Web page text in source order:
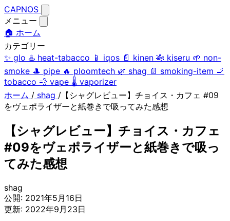
CAPNOS
メニュー
🏠 ホーム
カテゴリー
✨ glo ♨️ heat-tabacco 📱 iqos 📄 kinen 🎋 kiseru 🌱 non-
smoke 🎩 pipe 🔥 ploomtech 🌿 shag 📄 smoking-item 🚬
tobacco 💨 vape 🌡️ vaporizer
ホーム / shag / 【シャグレビュー】チョイス・カフェ #09
をヴェポライザーと紙巻きで吸ってみた感想
【シャグレビュー】チョイス・カフェ
#09をヴェポライザーと紙巻きで吸っ
てみた感想
shag
公開: 2021年5月16日
更新: 2022年9月23日